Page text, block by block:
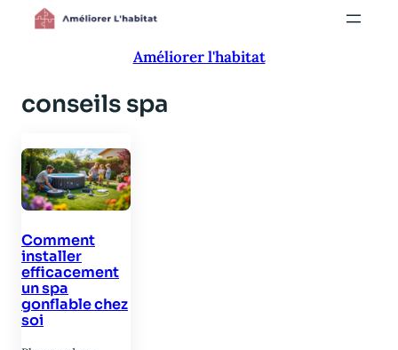
Aller
Améliorer l'habitat
conseils spa
Comment
installer
efficacement
un spa
gonflable chez
soi